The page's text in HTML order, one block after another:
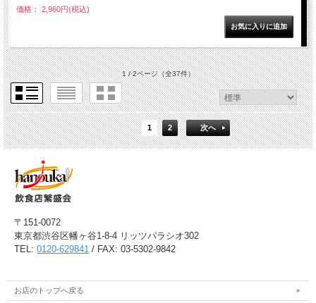
価格： 2,960円(税込)
1 / 2ページ（全37件）
1 2 次へ
〒151-0072
東京都渋谷区幡ヶ谷1-8-4 リッツパラシオ302
TEL: 0120-629841 / FAX: 03-5302-9842
お店のトップへ戻る